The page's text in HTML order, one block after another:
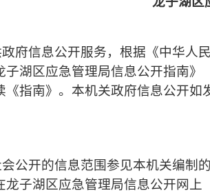
府信息公开服务，根据《中华人
子湖区应急管理局信息公开指南》
《指南》。本机关政府信息公开如
公开的信息范围参见本机关编制
龙子湖区应急管理局信息公开网上